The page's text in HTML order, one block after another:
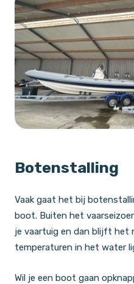
Botenstalling
Vaak gaat het bij
boot. Buiten het
je vaartuig en dan blijft het
temperaturen in het water
Wil je een boot gaan